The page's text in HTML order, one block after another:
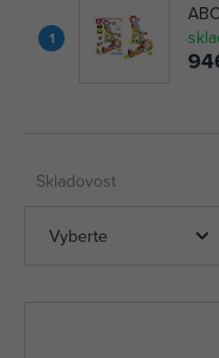
1
Skladovost
Vyberte